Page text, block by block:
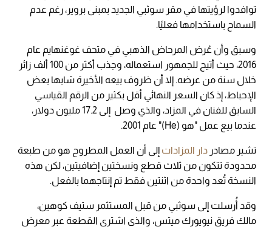
توافدوا لرؤيتها في مقر سوثبي الجديد بمبنى بروير، رغم عدم
السماح باستخدامها فعليًا.
وسبق وأن عُرض المرحاض الذهبي في متحف غوغنهايم عام
2016، حيث أتيح للجمهور استعماله، وجذب أكثر من 100 ألف زائر
خلال سنة من عرضه. إلا أن ظروف بيعه الأخيرة شابها بعض
الإحباط، إذ كان السعر النهائي أقل بكثير من الرقم القياسي
السابق للفنان في المزاد، والذي وصل إلى 17.2 مليون دولار،
عندما بيع عمل "هو (He)" عام 2001.
تشير مصادر دار المزادات إلى أن العمل المطروح هو من طبعة
محدودة تتكون من ثلاث قطع ونسختين إضافيتين، لكن هذه
النسخة تُعد واحدة من اثنتين فقط تم إنتاجهما بالفعل.
وقد أُرسلت إلى سوثبي من قبل المستثمر ستيف كوهين،
مالك فريق نيويورك ميتس، والذي اشترى القطعة عبر معرض